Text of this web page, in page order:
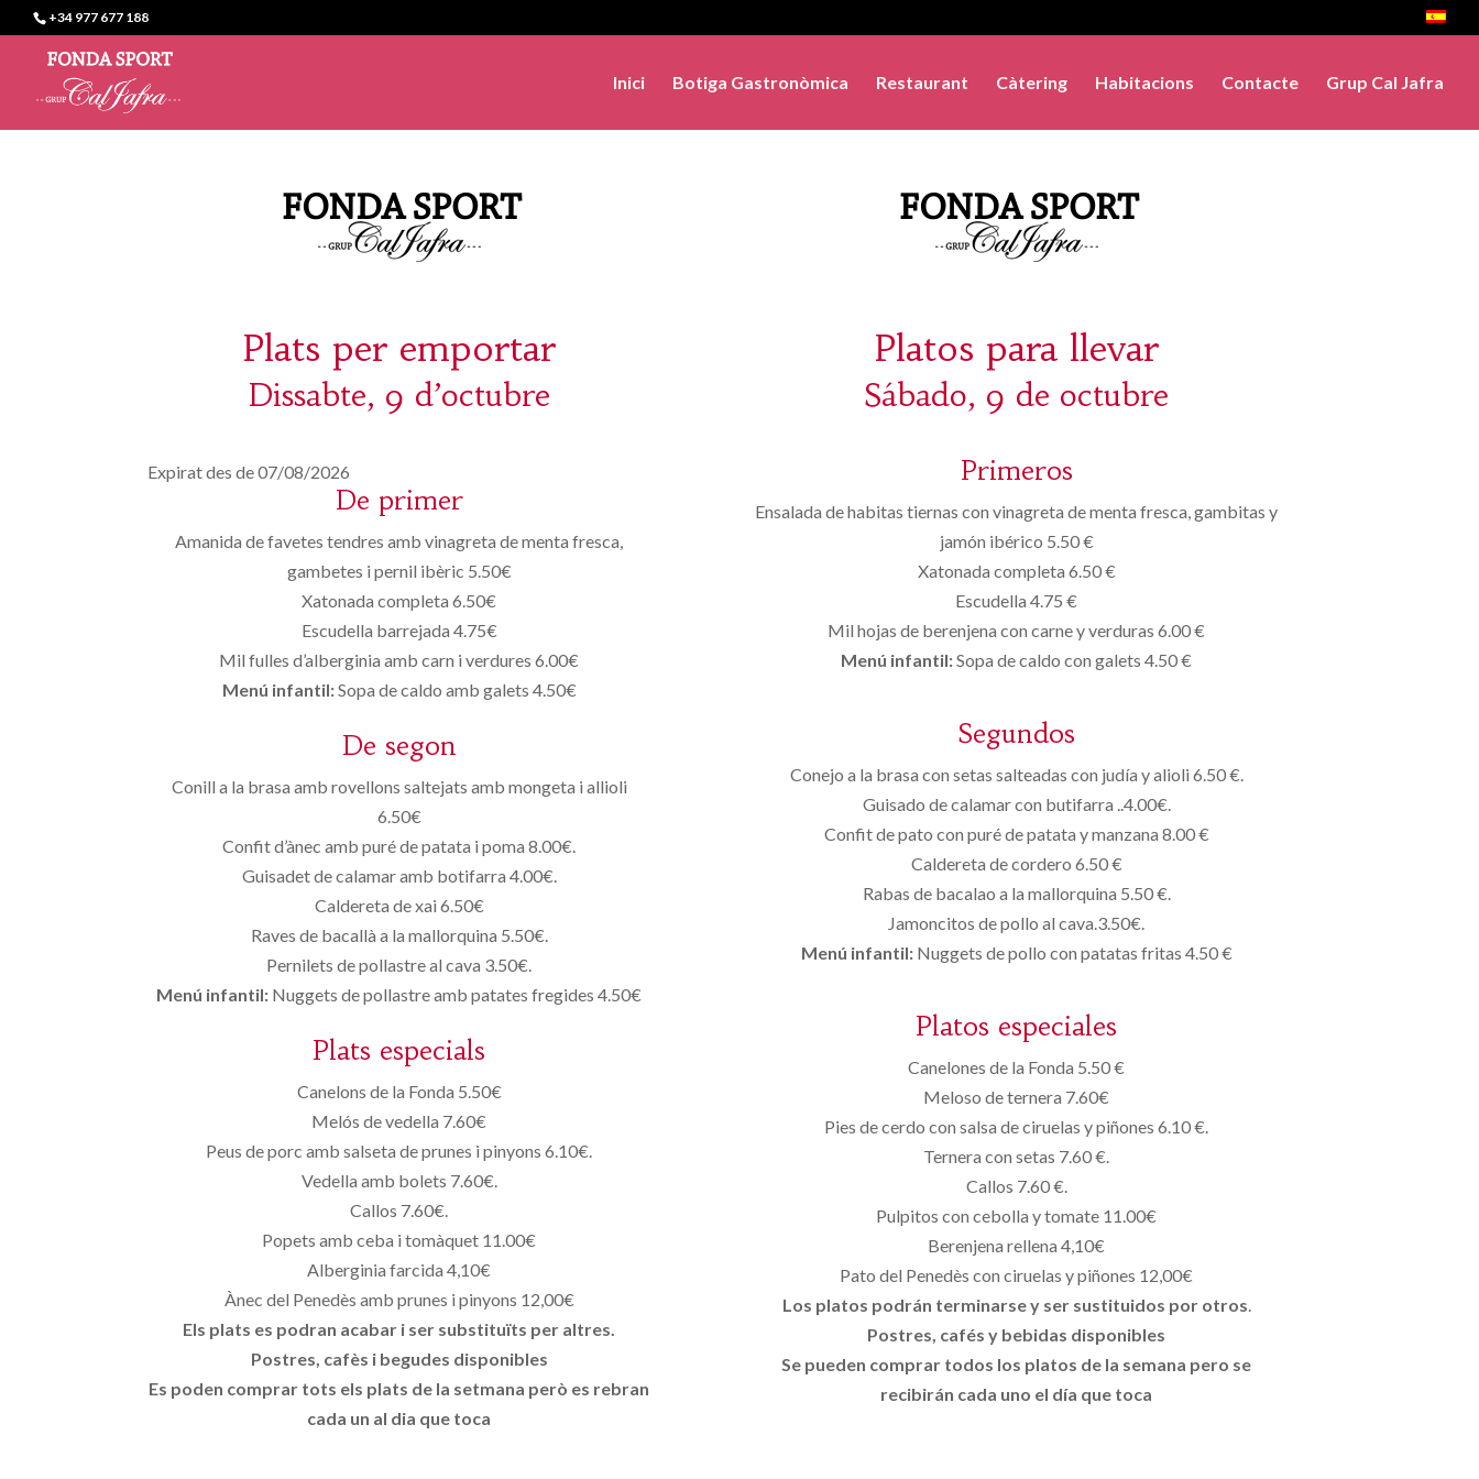
+34 977 677 188
Inici Botiga Gastronòmica Restaurant Càtering Habitacions Contacte Grup Cal Jafra
Plats per emportar
Dissabte, 9 d’octubre
Expirat des de 07/08/2026
De primer
Amanida de favetes tendres amb vinagreta de menta fresca,
gambetes i pernil ibèric 5.50€
Xatonada completa 6.50€
Escudella barrejada 4.75€
Mil fulles d’alberginia amb carn i verdures 6.00€
Menú infantil:Sopa de caldo amb galets 4.50€
De segon
Conill a la brasa amb rovellons saltejats amb mongeta i allioli
6.50€
Confit d’ànec amb puré de patata i poma 8.00€.
Guisadet de calamar amb botifarra 4.00€.
Caldereta de xai 6.50€
Raves de bacallà a la mallorquina 5.50€.
Pernilets de pollastre al cava 3.50€.
Menú infantil: Nuggets de pollastre amb patates fregides 4.50€
Plats especials
Canelons de la Fonda 5.50€
Melós de vedella 7.60€
Peus de porc amb salseta de prunes i pinyons 6.10€.
Vedella amb bolets 7.60€.
Callos 7.60€.
Popets amb ceba i tomàquet 11.00€
Alberginia farcida 4,10€
Ànec del Penedès amb prunes i pinyons 12,00€
Els plats es podran acabar i ser substituïts per altres.
Postres, cafès i begudes disponibles
Es poden comprar tots els plats de la setmana però es rebran
cada un al dia que toca
Platos para llevar
Sábado, 9 de octubre
Primeros
Ensalada de habitas tiernas con vinagreta de menta fresca, gambitas y
jamón ibérico 5.50 €
Xatonada completa 6.50 €
Escudella 4.75 €
Mil hojas de berenjena con carne y verduras 6.00 €
Menú infantil:Sopa de caldo con galets 4.50 €
Segundos
Conejo a la brasa con setas salteadas con judía y alioli 6.50 €.
Guisado de calamar con butifarra ..4.00€.
Confit de pato con puré de patata y manzana 8.00 €
Caldereta de cordero 6.50 €
Rabas de bacalao a la mallorquina 5.50 €.
Jamoncitos de pollo al cava.3.50€.
Menú infantil:Nuggets de pollo con patatas fritas 4.50 €
Platos especiales
Canelones de la Fonda 5.50 €
Meloso de ternera 7.60€
Pies de cerdo con salsa de ciruelas y piñones 6.10 €.
Ternera con setas 7.60 €.
Callos 7.60 €.
Pulpitos con cebolla y tomate 11.00€
Berenjena rellena 4,10€
Pato del Penedès con ciruelas y piñones 12,00€
Los platos podrán terminarse y ser sustituidos por otros.
Postres, cafés y bebidas disponibles
Se pueden comprar todos los platos de la semana pero se
recibirán cada uno el día que toca